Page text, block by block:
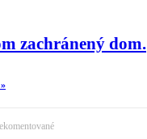
zachránený dom.